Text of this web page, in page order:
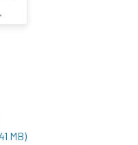
MB)